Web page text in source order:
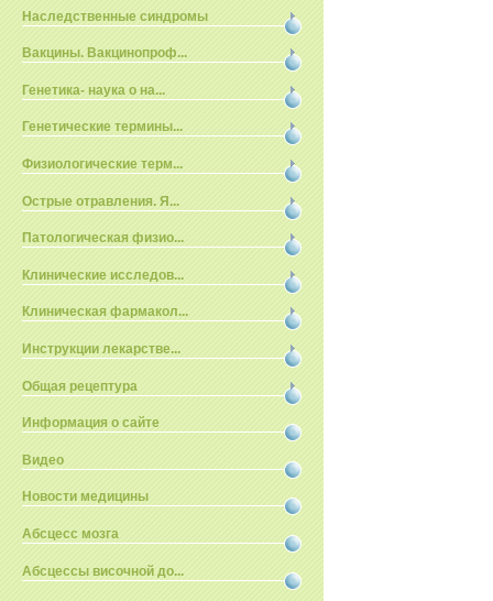
Наследственные синдромы
Вакцины. Вакцинопроф...
Генетика- наука о на...
Генетические термины...
Физиологические терм...
Острые отравления. Я...
Патологическая физио...
Клинические исследов...
Клиническая фармакол...
Инструкции лекарстве...
Общая рецептура
Информация о сайте
Видео
Новости медицины
Абсцесс мозга
Абсцессы височной до...